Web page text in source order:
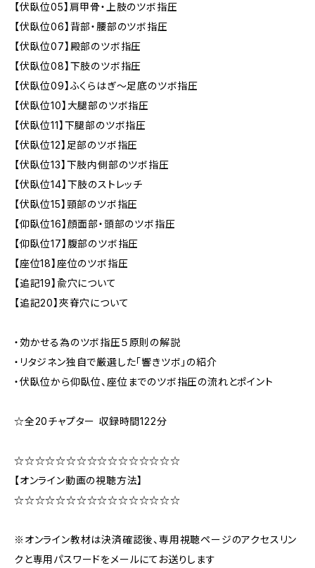
【伏臥位05】肩甲骨・上肢のツボ指圧
【伏臥位06】背部・腰部のツボ指圧
【伏臥位07】殿部のツボ指圧
【伏臥位08】下肢のツボ指圧
【伏臥位09】ふくらはぎ～足底のツボ指圧
【伏臥位10】大腿部のツボ指圧
【伏臥位11】下腿部のツボ指圧
【伏臥位12】足部のツボ指圧
【伏臥位13】下肢内側部のツボ指圧
【伏臥位14】下肢のストレッチ
【伏臥位15】頸部のツボ指圧
【仰臥位16】顔面部・頭部のツボ指圧
【仰臥位17】腹部のツボ指圧
【座位18】座位のツボ指圧
【追記19】兪穴について
【追記20】夾脊穴について
・効かせる為のツボ指圧５原則の解説
・リタジネン独自で厳選した「響きツボ」の紹介
・伏臥位から仰臥位、座位までのツボ指圧の流れとポイント
☆全20チャプター 収録時間122分
☆☆☆☆☆☆☆☆☆☆☆☆☆☆☆☆
【オンライン動画の視聴方法】
☆☆☆☆☆☆☆☆☆☆☆☆☆☆☆☆
※オンライン教材は決済確認後、専用視聴ページのアクセスリン
クと専用パスワードをメールにてお送りします